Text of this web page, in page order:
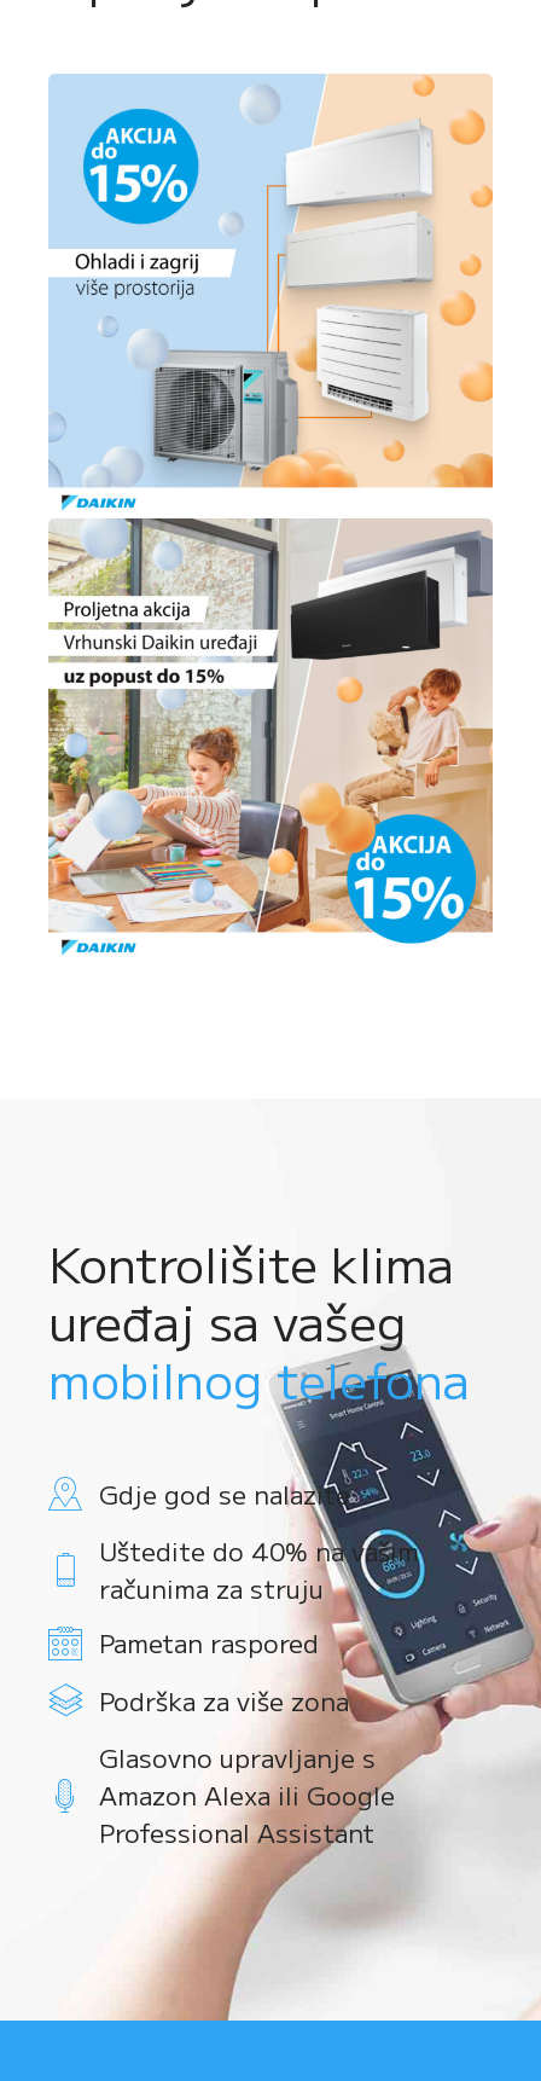
Kontrolišite klima
uređaj sa vašeg
mobilnog telefona
Gdje god se nalazite
Uštedite do 40% na vašim
računima za struju
Pametan raspored
Podrška za više zona
Glasovno upravljanje s
Amazon Alexa ili Google
Professional Assistant